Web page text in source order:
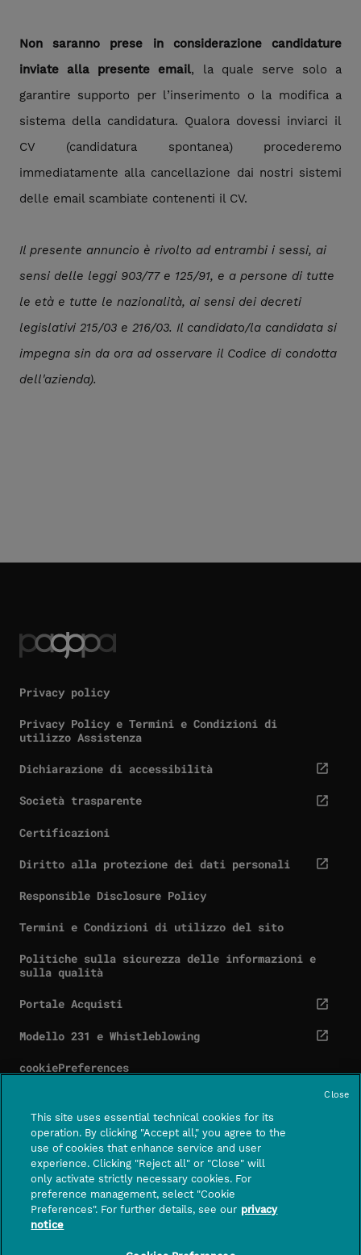
Non saranno prese in considerazione candidature
inviate alla presente email, la quale serve solo a
garantire supporto per l’inserimento o la modifica a
sistema della candidatura. Qualora dovessi inviarci il
CV (candidatura spontanea) procederemo
immediatamente alla cancellazione dai nostri sistemi
delle email scambiate contenenti il CV.
Il presente annuncio è rivolto ad entrambi i sessi, ai
sensi delle leggi 903/77 e 125/91, e a persone di tutte
le età e tutte le nazionalità, ai sensi dei decreti
legislativi 215/03 e 216/03. Il candidato/la candidata si
impegna sin da ora ad osservare il Codice di condotta
dell'azienda).
Privacy policy
Privacy Policy e Termini e Condizioni di
utilizzo Assistenza
Dichiarazione di accessibilità
cta.screenReaderExternal
Società trasparente
cta.screenReaderExternal
Certificazioni
Diritto alla protezione dei dati personali
cta.screenReaderExternal
Responsible Disclosure Policy
Termini e Condizioni di utilizzo del sito
Politiche sulla sicurezza delle informazioni e
sulla qualità
Portale Acquisti
cta.screenReaderExternal
Modello 231 e Whistleblowing
cta.screenReaderExternal
cookiePreferences
Contatti Centro assistenza
FOLLOWUS
PagoPA S.p.A. – società per azioni con socio unico
– capitale sociale di euro 1,000,000 interamente
This site uses essential technical cookies for its
operation. By clicking "Accept all," you agree to the
use of cookies that enhance service and user
experience. Clicking "Reject all" or "Close" will
only activate strictly necessary cookies. For
preference management, select "Cookie
Preferences". For further details, see our privacy
notice
Close